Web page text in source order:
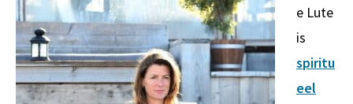
e Lute
is
spiritu
eel